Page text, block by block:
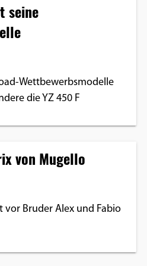
seine
Wettbewerbsmodelle
die YZ 450 F
von Mugello
vor Bruder Alex und Fabio